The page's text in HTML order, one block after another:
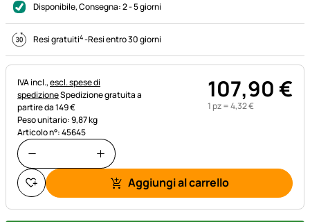
Disponibile, Consegna:2 - 5 giorni
Resi gratuiti4-Resi entro 30 giorni
Informazioni fiscali:
IVA incl.,escl. spese di
spedizioneSpedizione gratuita a
partire da 149 €
Peso unitario: 9,87 kg
Articolo n°: 45645
107,90€
1 pz =4,32€
Aggiungi al carrello